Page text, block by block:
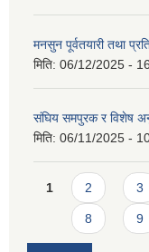
मनसुन पूर्वतयारी तथा
मिति: 06/12/2025 -
संघिय समपुरक र विशेष
मिति: 06/11/2025 -
Pages
1 2 3
8 9